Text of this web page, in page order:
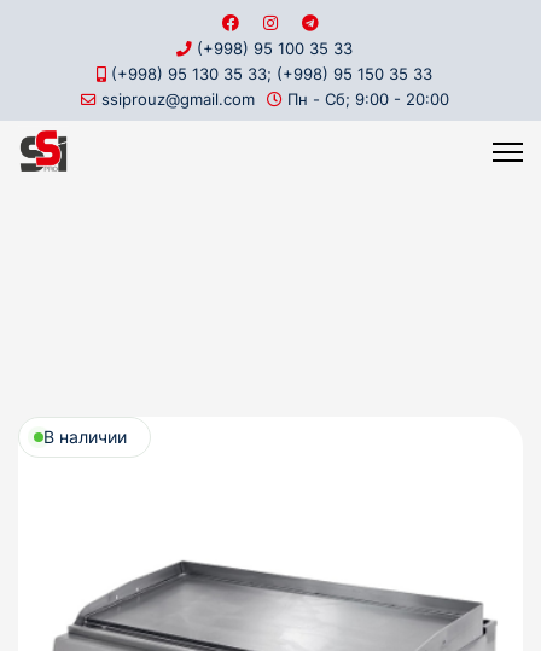
(+998) 95 100 35 33
(+998) 95 130 35 33; (+998) 95 150 35 33
ssiprouz@gmail.com
Пн - Сб; 9:00 - 20:00
В наличии